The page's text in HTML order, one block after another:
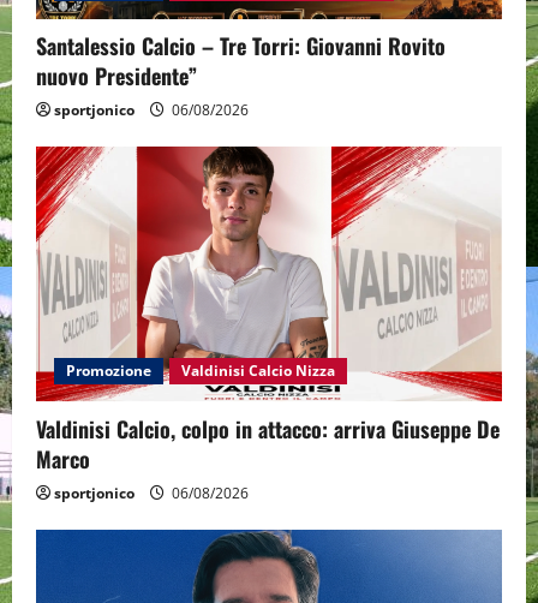
Santalessio Calcio – Tre Torri: Giovanni Rovito
nuovo Presidente”
sportjonico 06/08/2026
Promozione Valdinisi Calcio Nizza
Valdinisi Calcio, colpo in attacco: arriva Giuseppe De
Marco
sportjonico 06/08/2026